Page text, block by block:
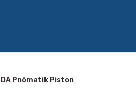
Pnömatik Piston